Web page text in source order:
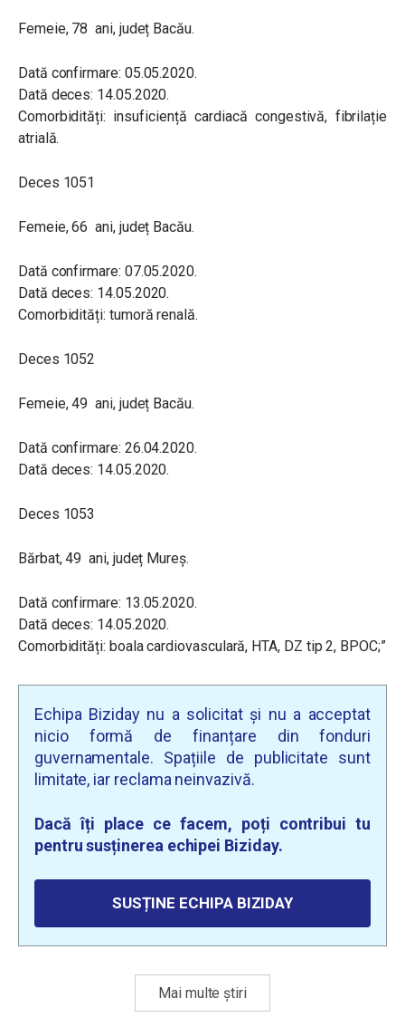
Femeie, 78 ani, județ Bacău.
Dată confirmare: 05.05.2020.
Dată deces: 14.05.2020.
Comorbidități: insuficiență cardiacă congestivă, fibrilație
atrială.
Deces 1051
Femeie, 66 ani, județ Bacău.
Dată confirmare: 07.05.2020.
Dată deces: 14.05.2020.
Comorbidități: tumoră renală.
Deces 1052
Femeie, 49 ani, județ Bacău.
Dată confirmare: 26.04.2020.
Dată deces: 14.05.2020.
Deces 1053
Bărbat, 49 ani, județ Mureș.
Dată confirmare: 13.05.2020.
Dată deces: 14.05.2020.
Comorbidități: boala cardiovasculară, HTA, DZ tip 2, BPOC;”
Echipa Biziday nu a solicitat și nu a acceptat
nicio formă de finanțare din fonduri
guvernamentale. Spațiile de publicitate sunt
limitate, iar reclama neinvazivă.
Dacă îți place ce facem, poți contribui tu
pentru susținerea echipei Biziday.
SUSȚINE ECHIPA BIZIDAY
Mai multe știri